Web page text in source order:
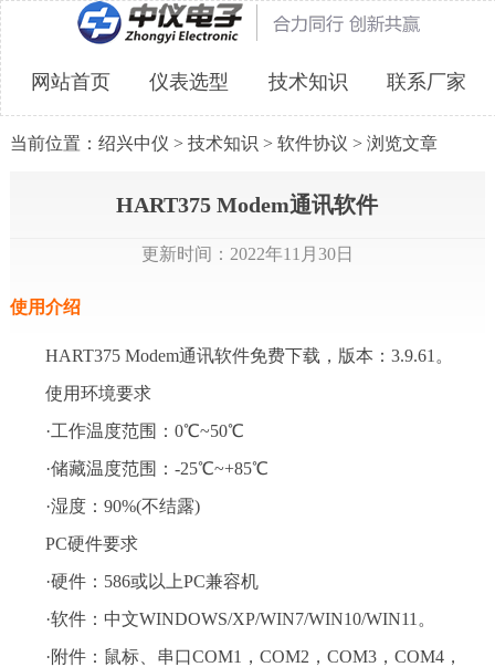
网站首页 仪表选型 技术知识 联系厂家
当前位置： 绍兴中仪 > 技术知识 > 软件协议 > 浏览文章
HART375 Modem通讯软件
更新时间：2022年11月30日
使用介绍
HART375 Modem通讯软件免费下载，版本：3.9.61。
使用环境要求
·工作温度范围：0℃~50℃
·储藏温度范围：-25℃~+85℃
·湿度：90%(不结露)
PC硬件要求
·硬件：586或以上PC兼容机
·软件：中文WINDOWS/XP/WIN7/WIN10/WIN11。
·附件：鼠标、串口COM1，COM2，COM3，COM4，